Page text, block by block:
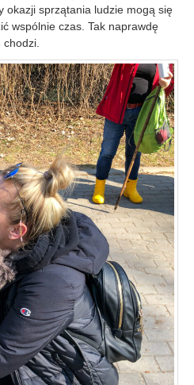
okazji sprzątania ludzie mogą się
wspólnie czas. Tak naprawdę